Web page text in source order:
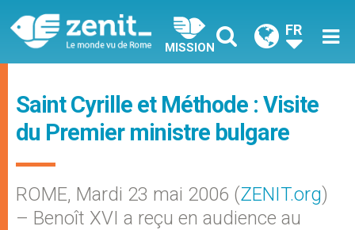
MISSION
FR
Saint Cyrille et Méthode : Visite
du Premier ministre bulgare
ROME, Mardi 23 mai 2006 (ZENIT.org)
– Benoît XVI a reçu en audience au